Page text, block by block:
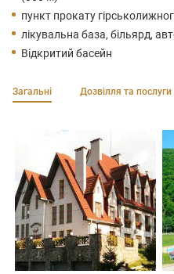
пункт прокату
лікувальна база, більярд,
Відкритий басейн
Загальні Дозвілля та послуги